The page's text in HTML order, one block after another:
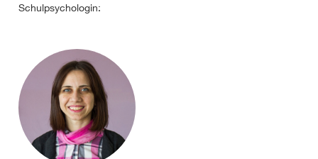
Schulpsychologin: